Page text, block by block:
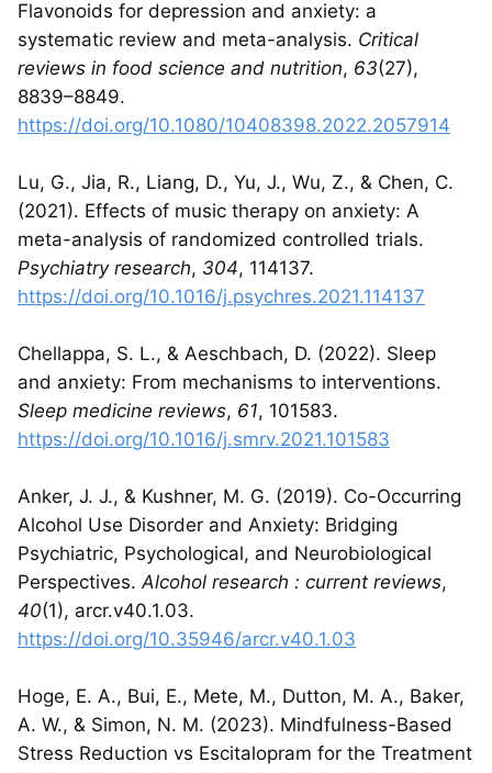
Flavonoids for depression and anxiety: a
systematic review and meta-analysis. Critical
reviews in food science and nutrition, 63(27),
8839–8849.
https://doi.org/10.1080/10408398.2022.2057914
Lu, G., Jia, R., Liang, D., Yu, J., Wu, Z., & Chen, C.
(2021). Effects of music therapy on anxiety: A
meta-analysis of randomized controlled trials.
Psychiatry research, 304, 114137.
https://doi.org/10.1016/j.psychres.2021.114137
Chellappa, S. L., & Aeschbach, D. (2022). Sleep
and anxiety: From mechanisms to interventions.
Sleep medicine reviews, 61, 101583.
https://doi.org/10.1016/j.smrv.2021.101583
Anker, J. J., & Kushner, M. G. (2019). Co-Occurring
Alcohol Use Disorder and Anxiety: Bridging
Psychiatric, Psychological, and Neurobiological
Perspectives.Alcohol research : current reviews,
40(1), arcr.v40.1.03.
https://doi.org/10.35946/arcr.v40.1.03
Hoge, E. A., Bui, E., Mete, M., Dutton, M. A., Baker,
A. W., & Simon, N. M. (2023). Mindfulness-Based
Stress Reduction vs Escitalopram for the Treatment